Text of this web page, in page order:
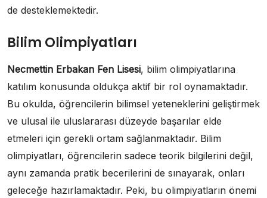
de desteklemektedir.
Bilim Olimpiyatları
Necmettin Erbakan Fen Lisesi, bilim olimpiyatlarına
katılım konusunda oldukça aktif bir rol oynamaktadır.
Bu okulda, öğrencilerin bilimsel yeteneklerini geliştirmek
ve ulusal ile uluslararası düzeyde başarılar elde
etmeleri için gerekli ortam sağlanmaktadır. Bilim
olimpiyatları, öğrencilerin sadece teorik bilgilerini değil,
aynı zamanda pratik becerilerini de sınayarak, onları
geleceğe hazırlamaktadır. Peki, bu olimpiyatların önemi